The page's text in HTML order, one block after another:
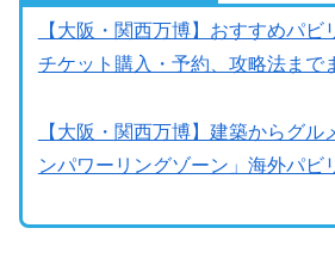
【大阪・関西万博】おすすめパビ
チケット購入・予約、攻略法まで
【大阪・関西万博】建築からグル
ンパワーリングゾーン」海外パビ